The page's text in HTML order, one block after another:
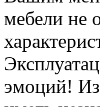
мебели не
эмоций!